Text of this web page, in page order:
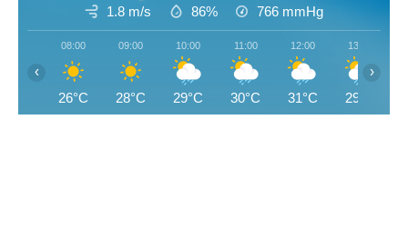
1.8 m/s 86% 766 mmHg
08:00
26°C
09:00
28°C
10:00
29°C
11:00
30°C
12:00
31°C
13:00
29°C
‹ ›